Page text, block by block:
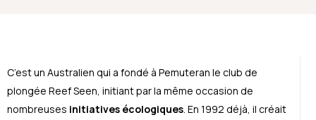
C’est un Australien qui a fondé à Pemuteran le club de
plongée Reef Seen, initiant par la même occasion de
nombreuses initiatives écologiques. En 1992 déjà, il créait